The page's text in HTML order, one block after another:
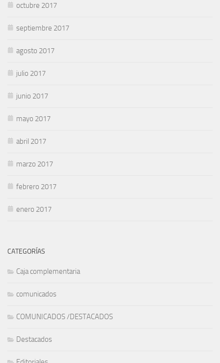
octubre 2017
septiembre 2017
agosto 2017
julio 2017
junio 2017
mayo 2017
abril 2017
marzo 2017
febrero 2017
enero 2017
CATEGORÍAS
Caja complementaria
comunicados
COMUNICADOS /DESTACADOS
Destacados